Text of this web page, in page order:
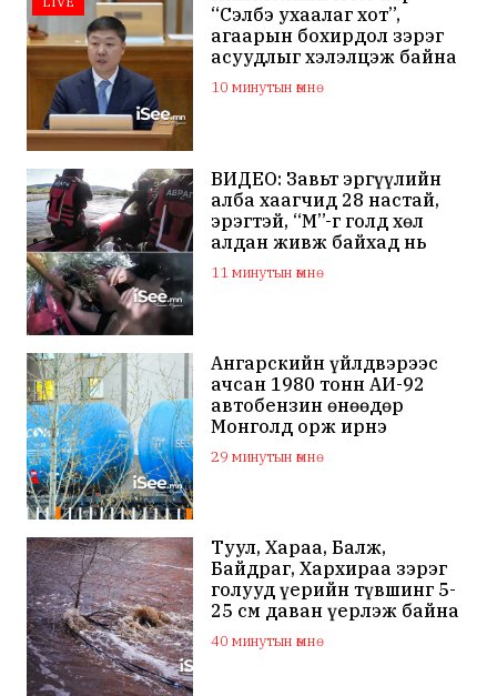
“Сэлбэ ухаалаг хот”,
агаарын бохирдол зэрэг
асуудлыг хэлэлцэж байна
10 минутын өмнө
ВИДЕО: Завьт эргүүлийн
алба хаагчид 28 настай,
эрэгтэй, “М”-г голд хөл
алдан живж байхад нь
олж, амь насыг нь аварчээ
11 минутын өмнө
Ангарскийн үйлдвэрээс
ачсан 1980 тонн АИ-92
автобензин өнөөдөр
Монголд орж ирнэ
29 минутын өмнө
Туул, Хараа, Балж,
Байдраг, Хархираа зэрэг
голууд үерийн түвшинг 5-
25 см даван үерлэж байна
40 минутын өмнө